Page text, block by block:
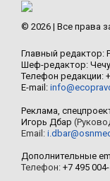
© 2026 | Все права
Главный редактор:
Шеф-редактор:
Телефон редакции:
E-mail:
Реклама,
Игорь Дбар
Email:
Дополнительные
Телефон: +7 495